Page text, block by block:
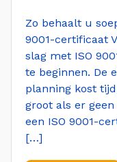
Zo behaalt u
9001-certificaat
slag met ISO
te beginnen. De
planning kost
groot als er
een ISO 9001-
[…]